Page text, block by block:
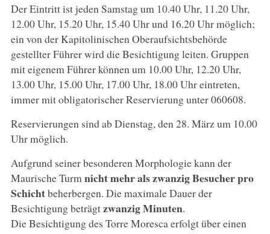
Der Eintritt ist jeden Samstag um 10.40 Uhr, 11.20 Uhr,
12.00 Uhr, 15.20 Uhr, 15.40 Uhr und 16.20 Uhr möglich;
ein von der Kapitolinischen Oberaufsichtsbehörde
gestellter Führer wird die Besichtigung leiten. Gruppen
mit eigenem Führer können um 10.00 Uhr, 12.20 Uhr,
13.00 Uhr, 15.00 Uhr, 17.00 Uhr, 18.00 Uhr eintreten,
immer mit obligatorischer Reservierung unter 060608.
Reservierungen sind ab Dienstag, den 28. März um 10.00
Uhr möglich.
Aufgrund seiner besonderen Morphologie kann der
Maurische Turm nicht mehr als zwanzig Besucher pro
Schichtbeherbergen. Die maximale Dauer der
Besichtigung beträgtzwanzig Minuten.
Die Besichtigung des Torre Moresca erfolgt über einen